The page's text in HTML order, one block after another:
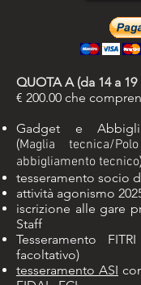
QUOTA A (da 14 a 19
€ 200.00 che
Gadget e
(Maglia tecnica/
abbigliamento tecnico
tesseramento socio
attività agonismo
iscrizione alle gare
Staff
Tesseramento
facoltativo)
tesseramento ASI